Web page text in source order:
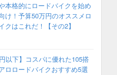
本格的にロードバイクを始め
け！予算50万円のオススメロ
クはこれだ！【その2】
円以下】コスパに優れた105搭
ロロードバイクおすすめ5選